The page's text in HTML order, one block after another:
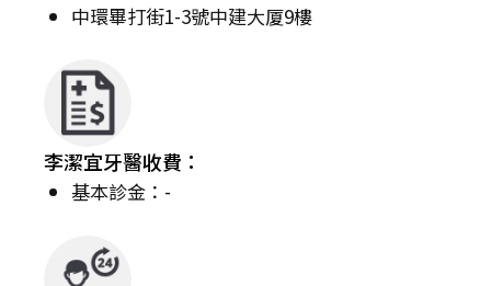
中環畢打街1-3號中建大厦9樓
李潔宜牙醫收費：
基本診金：-